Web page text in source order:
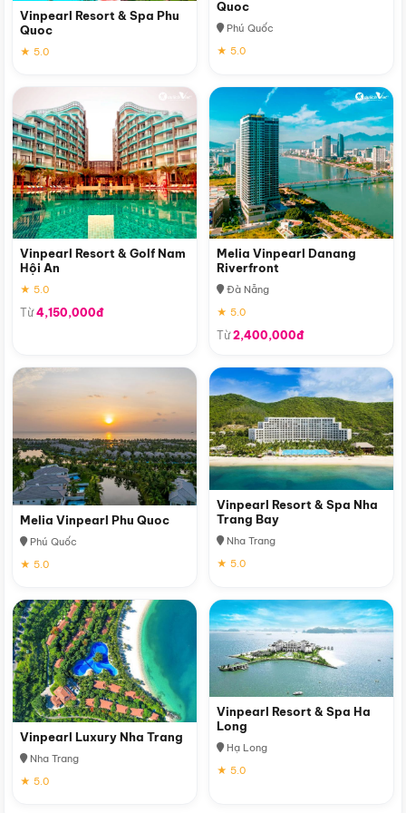
Vinpearl Resort & Spa Phu
Quoc
★ 5.0
Quoc
Phú Quốc
★ 5.0
Vinpearl Resort & Golf Nam
Hội An
★ 5.0
Từ4,150,000đ
Melia Vinpearl Danang
Riverfront
Đà Nẵng
★ 5.0
Từ2,400,000đ
Melia Vinpearl Phu Quoc
Phú Quốc
★ 5.0
Vinpearl Resort & Spa Nha
Trang Bay
Nha Trang
★ 5.0
Vinpearl Luxury Nha Trang
Nha Trang
★ 5.0
Vinpearl Resort & Spa Ha
Long
Hạ Long
★ 5.0